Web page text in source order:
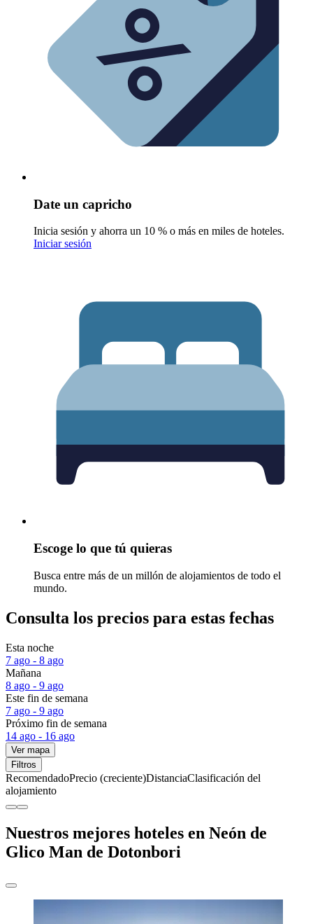
Date un capricho
Inicia sesión y ahorra un 10 % o más en miles de hoteles.
Iniciar sesión
Escoge lo que tú quieras
Busca entre más de un millón de alojamientos de todo el
mundo.
Consulta los precios para estas fechas
Esta noche
7 ago - 8 ago
Mañana
8 ago - 9 ago
Este fin de semana
7 ago - 9 ago
Próximo fin de semana
14 ago - 16 ago
Ver mapa
Filtros
RecomendadoPrecio (creciente)DistanciaClasificación del
alojamiento
Nuestros mejores hoteles en Neón de
Glico Man de Dotonbori